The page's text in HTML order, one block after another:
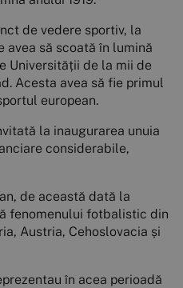
de vedere sportiv, la
avea să scoată în lumină
Universității de la mii de
Acesta avea să fie primul
european.
la inaugurarea unuia
considerabile,
de această dată la
fenomenului fotbalistic din
Austria, Cehoslovacia și
în acea perioadă